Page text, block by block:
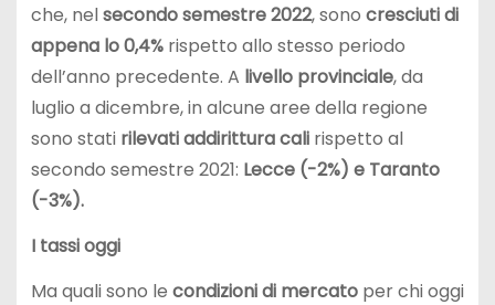
che, nelsecondo semestre 2022, sono cresciuti di
appena lo 0,4%rispetto allo stesso periodo
dell’anno precedente. A livello provinciale, da
luglio a dicembre, in alcune aree della regione
sono stati rilevati addirittura calirispetto al
secondo semestre 2021: Lecce (-2%) e Taranto
(-3%).
I tassi oggi
Ma quali sono le condizioni di mercatoper chi oggi